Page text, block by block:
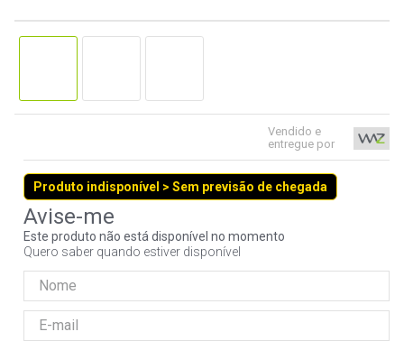
Vendido e
entregue por
Produto indisponível > Sem previsão de chegada
Este produto não está disponível no momento
Quero saber quando estiver disponível
3º
teclado
5º
openbox
7º
jonsbo
8º
fractal
controle
10º hd